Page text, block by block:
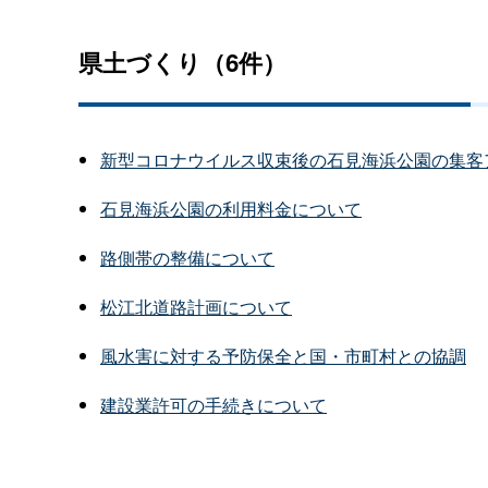
県土づくり（6件）
新型コロナウイルス収束後の石見海浜公園の集
石見海浜公園の利用料金について
路側帯の整備について
松江北道路計画について
風水害に対する予防保全と国・市町村との協調
建設業許可の手続きについて